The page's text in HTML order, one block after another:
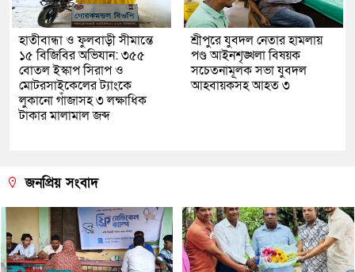
হাতীবান্ধা ও ফুলবাড়ী সীমান্তে
১৫ বিজিবির অভিযান: ৩৫৫
বোতল ইস্কাপ সিরাপ ও
মোটরসাইকেলের ট্যাংকে
লুকানো গাঁজাসহ ৩ লক্ষাধিক
টাকার মালামাল জব্দ
শ্রীপুরে যুবদল নেতার হামলায়
পণ্ড আইনশৃঙ্খলা বিষয়ক
সচেতনামূলক সভা যুবদল
আহবায়কসহ আহত ৩
জনপ্রিয় সংবাদ